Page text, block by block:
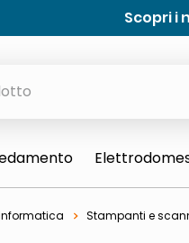
Scopri i
Stampanti e